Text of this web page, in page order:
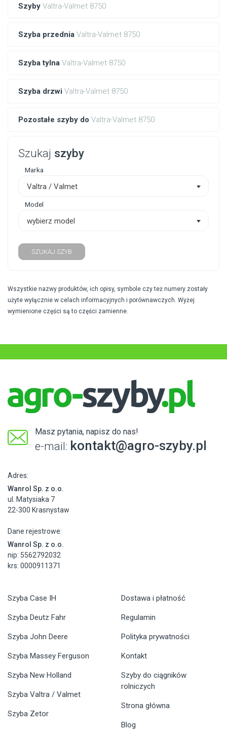
Szyby Valtra-Valmet 8750
Szyba przednia Valtra-Valmet 8750
Szyba tylna Valtra-Valmet 8750
Szyba drzwi Valtra-Valmet 8750
Pozostałe szyby do Valtra-Valmet 8750
Szukaj szyby
Marka
Valtra / Valmet
Model
wybierz model
SZUKAJ SZYB
Wszystkie nazwy produktów, ich opisy, symbole czy też numery zostały
użyte wyłącznie w celach informacyjnych i porównawczych. Wyżej
wymienione części są to części zamienne.
Masz pytania, napisz do nas!
e-mail: kontakt@agro-szyby.pl
Adres:
Wanrol Sp. z o.o.
ul. Matysiaka 7
22-300 Krasnystaw
Dane rejestrowe:
Wanrol Sp. z o.o.
nip: 5562792032
krs: 0000911371
Szyba Case IH
Szyba Deutz Fahr
Szyba John Deere
Szyba Massey Ferguson
Szyba New Holland
Szyba Valtra / Valmet
Szyba Zetor
Dostawa i płatność
Regulamin
Polityka prywatności
Kontakt
Szyby do ciągników
rolniczych
Strona główna
Blog